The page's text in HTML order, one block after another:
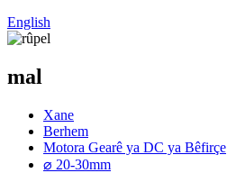
English
mal
Xane
Berhem
Motora Gearê ya DC ya Bêfirçe
⌀ 20-30mm